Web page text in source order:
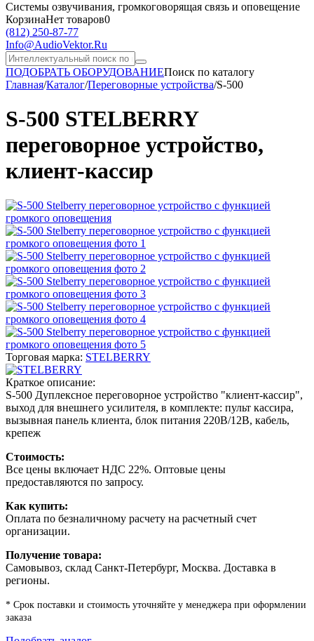
Системы озвучивания, громкоговорящая связь и оповещение
КорзинаНет товаров0
(812) 250-87-77
Info@AudioVektor.Ru
ПОДОБРАТЬ ОБОРУДОВАНИЕПоиск по каталогу
Главная/Каталог/Переговорные устройства/S-500
S-500 STELBERRY
переговорное устройство,
клиент-кассир
Торговая марка: STELBERRY
Краткое описание:
S-500 Дуплексное переговорное устройство "клиент-кассир",
выход для внешнего усилителя, в комплекте: пульт кассира,
вызывная панель клиента, блок питания 220В/12В, кабель,
крепеж
Стоимость:
Все цены включает НДС 22%. Оптовые цены
предоставляются по запросу.
Как купить:
Оплата по безналичному расчету на расчетный счет
организации.
Получение товара:
Самовывоз, склад Санкт-Петербург, Москва. Доставка в
регионы.
* Срок поставки и стоимость уточняйте у менеджера при оформлении
заказа